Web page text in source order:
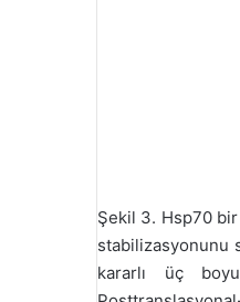
Şekil 3. Hsp70
stabilizasyonunu
kararlı üç